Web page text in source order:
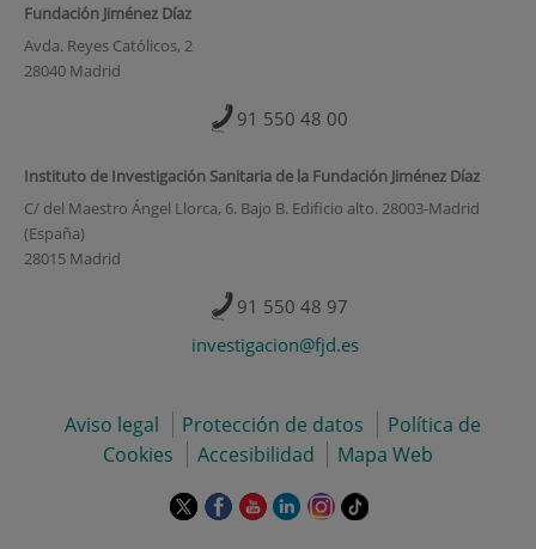
Fundación Jiménez Díaz
Avda. Reyes Católicos, 2
28040 Madrid
91 550 48 00
Instituto de Investigación Sanitaria de la Fundación Jiménez Díaz
C/ del Maestro Ángel Llorca, 6. Bajo B. Edificio alto. 28003-Madrid
(España)
28015 Madrid
91 550 48 97
investigacion@fjd.es
Aviso legal Protección de datos
Política de
Cookies
Accesibilidad Mapa Web
Este EsteEste EsteEste Enlace